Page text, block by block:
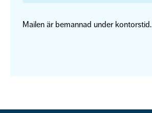
Mailen är bemannad under kontorstid.